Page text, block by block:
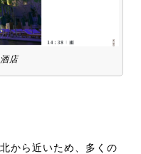
店
から近いため、多くの